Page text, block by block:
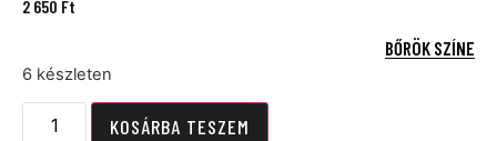
2 650 Ft
BŐRÖK SZÍNE
6 készleten
KOSÁRBA TESZEM